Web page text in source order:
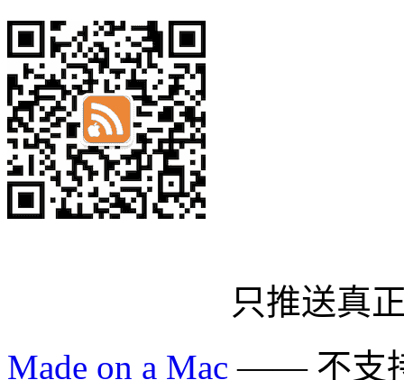
只推送真
Made on a Mac —— 不支